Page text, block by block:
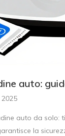
auto:
2025
auto da solo:
la